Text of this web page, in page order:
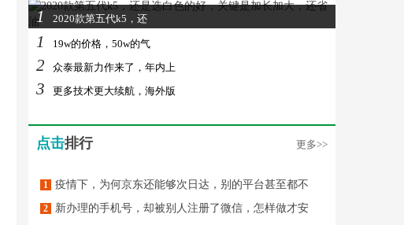
1 2020款第五代k5，还
1 19w的价格，50w的气
2 众泰最新力作来了，年内上
3 更多技术更大续航，海外版
点击排行 更多>>
1 疫情下，为何京东还能够次日达，别的平台甚至都不
2 新办理的手机号，却被别人注册了微信，怎样做才安